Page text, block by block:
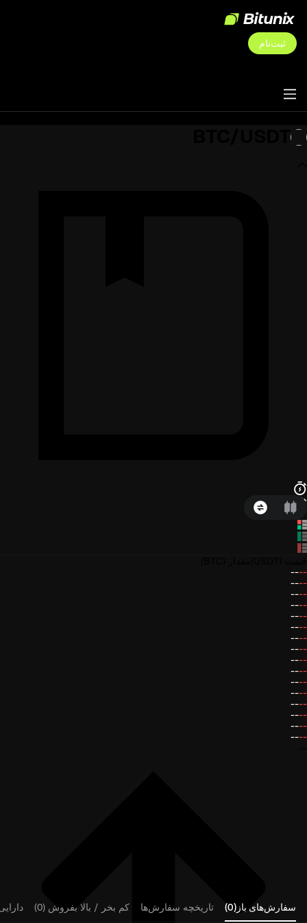
ثبت‌نام
--
--
--
--
--
--
--
--
--
--
--
--
--
--
--
--
--
--
--
--
--
--
--
--
--
--
--
--
--
--
--
--
سفارش‌های باز(0) تاریخچه سفارش‌ها کم بخر / بالا بفروش (0)